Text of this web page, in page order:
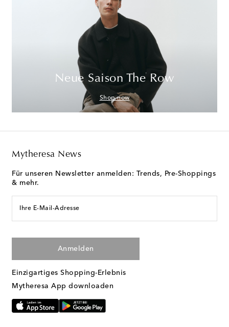
Neue Saison The Row
Shop now
Mytheresa News
Für unseren Newsletter anmelden: Trends, Pre-Shoppings
& mehr.
Ihre E-Mail-Adresse
Anmelden
Einzigartiges Shopping-Erlebnis
Mytheresa App downloaden